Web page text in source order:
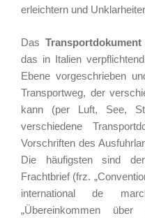
erleichtern und
Das Transportdokument
das in Italien
Ebene vorgeschrieben
Transportweg, der
kann (per Luft, See,
verschiedene
Vorschriften des
Die häufigsten sind
Frachtbrief (frz.
international de
„Übereinkommen